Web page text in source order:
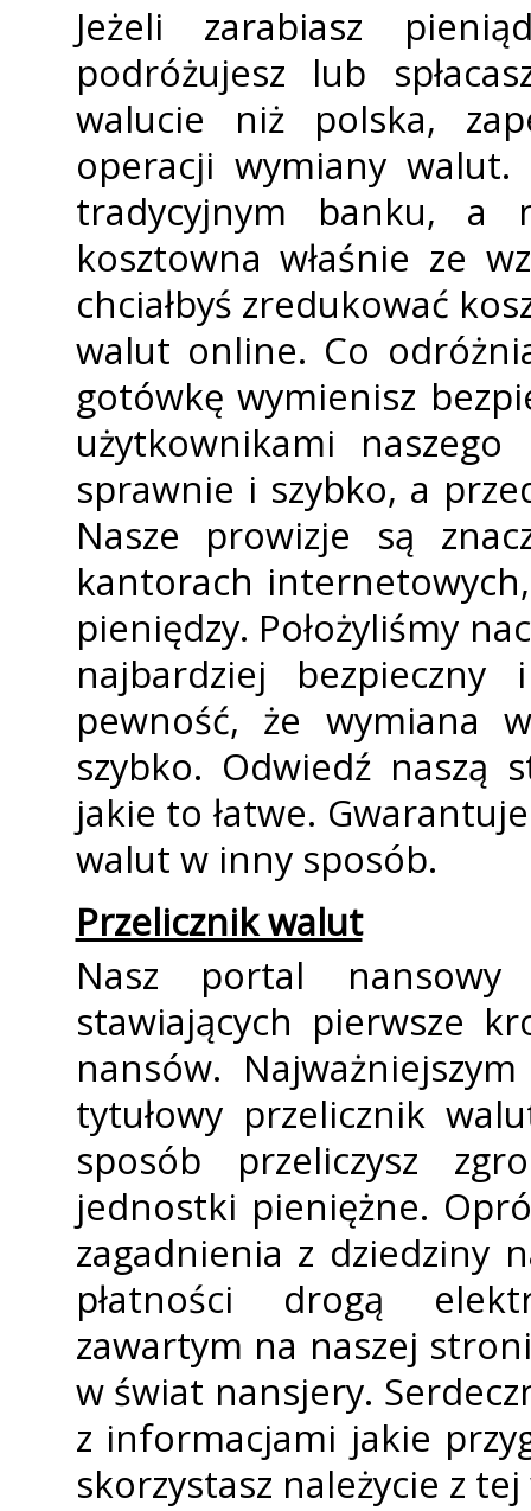
Jeżeli zarabiasz
podróżujesz lub
walucie niż polska,
operacji wymiany
tradycyjnym banku,
kosztowna właśnie ze
chciałbyś zredukować
walut online. Co
gotówkę wymienisz
użytkownikami
sprawnie i szybko, a
Nasze prowizje są
kantorach
pieniędzy. Położyliśmy
najbardziej
pewność, że wymiana
szybko. Odwiedź
jakie to łatwe.
walut w inny sposób.
Przelicznik walut
Nasz portal
stawiających pierwsze
finansów.
tytułowy przelicznik
sposób przeliczysz
jednostki pieniężne.
zagadnienia z dziedziny
płatności drogą
zawartym na naszej
w świat finansjery.
z informacjami jakie
skorzystasz należycie z